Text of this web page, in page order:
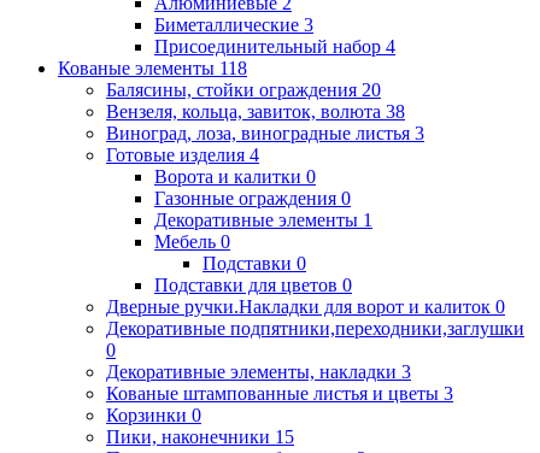
Биметаллические 3
Присоединительный набор 4
Кованые элементы 118
Балясины, стойки ограждения 20
Вензеля, кольца, завиток, волюта 38
Виноград, лоза, виноградные листья 3
Готовые изделия 4
Ворота и калитки 0
Газонные ограждения 0
Декоративные элементы 1
Мебель 0
Подставки 0
Подставки для цветов 0
Дверные ручки.Накладки для ворот и калиток 0
Декоративные подпятники,переходники,заглушки
0
Декоративные элементы, накладки 3
Кованые штампованные листья и цветы 3
Корзинки 0
Пики, наконечники 15